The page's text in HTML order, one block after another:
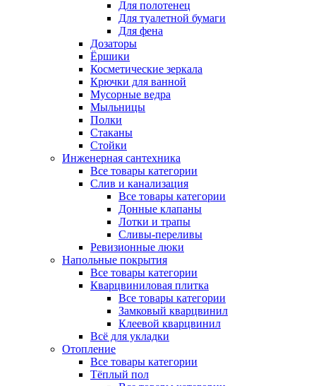
Для полотенец
Для туалетной бумаги
Для фена
Дозаторы
Ёршики
Косметические зеркала
Крючки для ванной
Мусорные ведра
Мыльницы
Полки
Стаканы
Стойки
Инженерная сантехника
Все товары категории
Слив и канализация
Все товары категории
Донные клапаны
Лотки и трапы
Сливы-переливы
Ревизионные люки
Напольные покрытия
Все товары категории
Кварцвиниловая плитка
Все товары категории
Замковый кварцвинил
Клеевой кварцвинил
Всё для укладки
Отопление
Все товары категории
Тёплый пол